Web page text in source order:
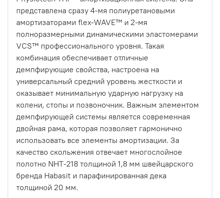
представлена сразу 4-мя полиуретановыми
амортизаторами flex-WAVE™ и 2-мя
полноразмерными динамическими эластомерами
VCS™ профессионального уровня. Такая
комбинация обеспечивает отличные
демпфирующие свойства, настроена на
универсальный средний уровень жесткости и
оказывает минимальную ударную нагрузку на
колени, стопы и позвоночник. Важным элементом
демпфирующей системы является современная
двойная рама, которая позволяет гармонично
использовать все элементы амортизации. За
качество скольжения отвечает многослойное
полотно NНT-218 толщиной 1,8 мм швейцарского
бренда Habasit и парафинированная дека
толщиной 20 мм.